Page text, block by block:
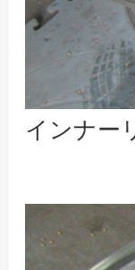
インナー